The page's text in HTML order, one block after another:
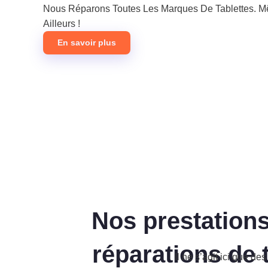
Nous Réparons Toutes Les Marques De Tablettes.
Ailleurs !
En savoir plus
Nos
réparations de
Il ne s’agit ici que